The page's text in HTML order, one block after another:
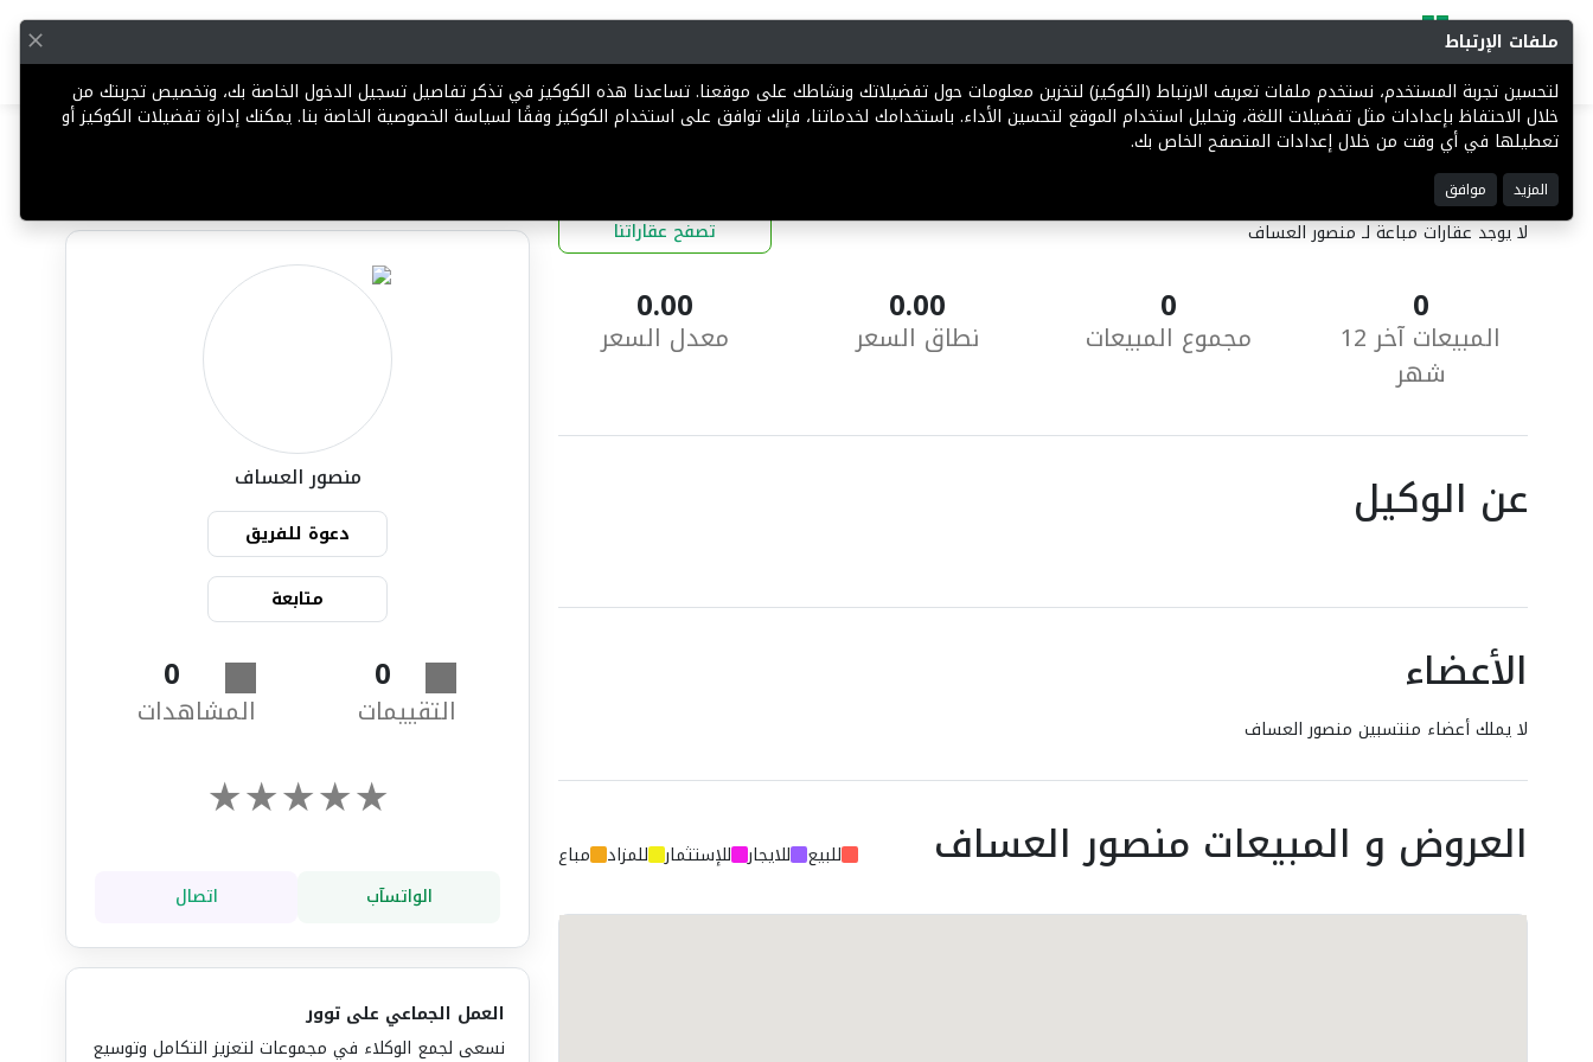
العقارات المباعة
لا يوجد عقارات مباعة لـ منصور العساف تصفح عقاراتنا
0
المبيعات آخر 12
شهر
0
مجموع المبيعات
0.00
نطاق السعر
0.00
معدل السعر
عن الوكيل
الأعضاء
لا يملك أعضاء منتسبين منصور العساف
العروض و المبيعات منصور العساف للبيع للايجار للإستثمار للمزاد مباع
منصور العساف
دعوة للفريق
متابعة
0
التقييمات
0
المشاهدات
★
★
★
★
★
الواتسآب اتصال
العمل الجماعي على توور
نسعى لجمع الوكلاء في مجموعات لتعزيز التكامل وتوسيع
ملفات الإرتباط
لتحسين تجربة المستخدم، نستخدم ملفات تعريف الارتباط (الكوكيز) لتخزين معلومات حول تفضيلاتك ونشاطك على موقعنا. تساعدنا هذه الكوكيز في تذكر تفاصيل تسجيل الدخول الخاصة بك، وتخصيص تجربتك من
خلال الاحتفاظ بإعدادات مثل تفضيلات اللغة، وتحليل استخدام الموقع لتحسين الأداء. باستخدامك لخدماتنا، فإنك توافق على استخدام الكوكيز وفقًا لسياسة الخصوصية الخاصة بنا. يمكنك إدارة تفضيلات الكوكيز أو
تعطيلها في أي وقت من خلال إعدادات المتصفح الخاص بك.
المزيد موافق